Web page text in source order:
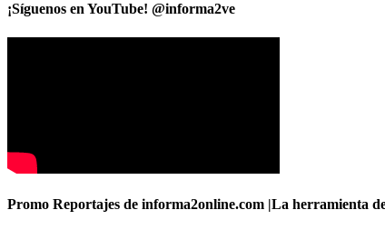
¡Síguenos en YouTube! @informa2ve
Promo Reportajes de informa2online.com |La herramienta